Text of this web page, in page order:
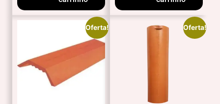
Oferta! Oferta!